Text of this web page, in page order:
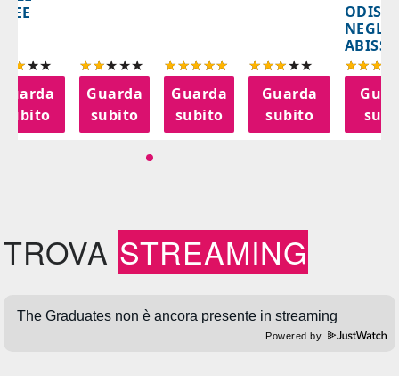
subito
Guarda
subito
Guarda
subito
Guarda
subito
NEGLI
ABISSI
TROVA STREAMING
Powered by